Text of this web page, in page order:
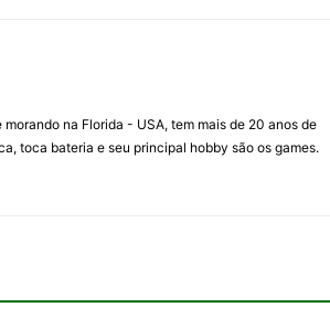
na Florida - USA, tem mais de 20 anos de
toca bateria e seu principal hobby são os games.